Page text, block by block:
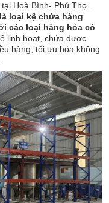
Hoà Bình- Phú Thọ .
là loại kệ chứa hàng
các loại hàng hóa có
linh hoạt, chứa được
hàng, tối ưu hóa không